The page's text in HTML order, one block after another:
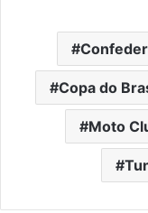
Copa do
Moto